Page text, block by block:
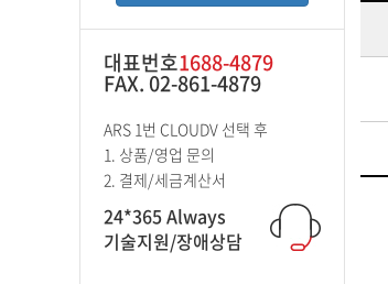
대표번호1688-4879
FAX. 02-861-4879
ARS 1번 CLOUDV 선택 후
1. 상품/영업 문의
2. 결제/세금계산서
24*365 Always
기술지원/장애상담